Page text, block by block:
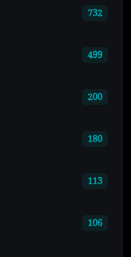
732
499
200
180
113
106